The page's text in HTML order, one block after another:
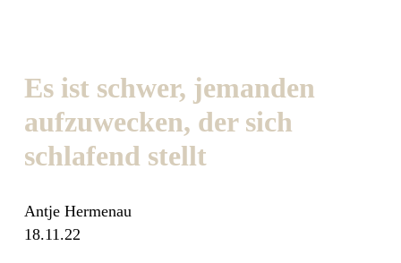
Es ist schwer, jemanden
aufzuwecken, der sich
schlafend stellt
Antje Hermenau
18.11.22